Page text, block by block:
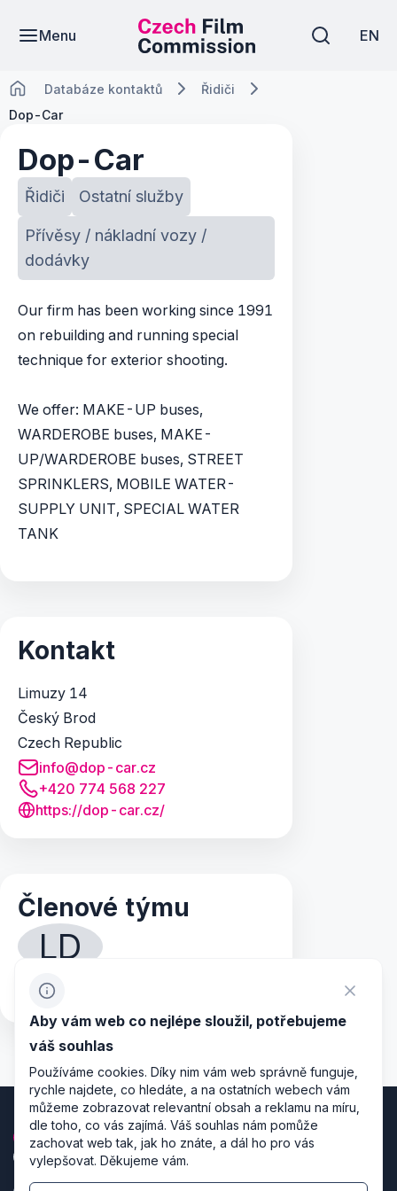
Menu EN
Databáze kontaktů
Řidiči
Dop-Car
Dop-Car
Řidiči Ostatní služby
Přívěsy / nákladní vozy /
dodávky
Our firm has been working since 1991
on rebuilding and running special
technique for exterior shooting.
We offer: MAKE-UP buses,
WARDEROBE buses, MAKE-
UP/WARDEROBE buses, STREET
SPRINKLERS, MOBILE WATER-
SUPPLY UNIT, SPECIAL WATER
TANK
Kontakt
Limuzy 14
Český Brod
Czech Republic
info@dop-car.cz
+420 774 568 227
https://dop-car.cz/
Členové týmu
LD
Lubomír Dopita
manager
Aby vám web co nejlépe sloužil, potřebujeme
váš souhlas
Používáme cookies. Díky nim vám web správně funguje,
rychle najdete, co hledáte, a na ostatních webech vám
můžeme zobrazovat relevantní obsah a reklamu na míru,
dle toho, co vás zajímá. Váš souhlas nám pomůže
zachovat web tak, jak ho znáte, a dál ho pro vás
vylepšovat. Děkujeme vám.